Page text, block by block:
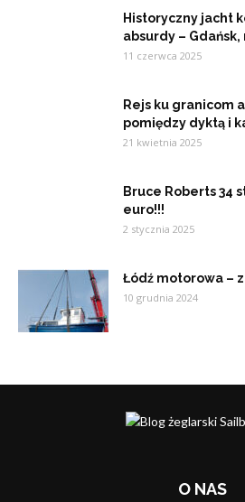
Historyczny jacht
absurdy – Gdańsk,
11 czerwca 2025
Rejs ku granicom
pomiędzy dyktą i
21 kwietnia 2025
Bruce Roberts 34
euro!!!
2 stycznia 2025
Łódź motorowa –
10 grudnia 2024
O NAS